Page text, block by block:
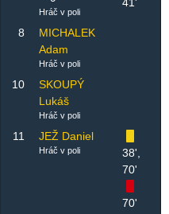
Hráč v poli
8
MICHALEK
Adam
Hráč v poli
10
SKOUPÝ
Lukáš
Hráč v poli
11 JEŽ Daniel
Hráč v poli
38',
70'
70'